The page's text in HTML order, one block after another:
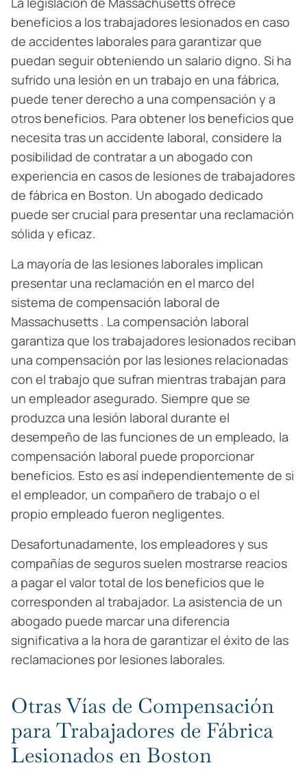
beneficios a los trabajadores lesionados en caso
de accidentes laborales para garantizar que
puedan seguir obteniendo un salario digno. Si ha
sufrido una lesión en un trabajo en una fábrica,
puede tener derecho a una compensación y a
otros beneficios. Para obtener los beneficios que
necesita tras un accidente laboral, considere la
posibilidad de contratar a un abogado con
experiencia en casos de lesiones de trabajadores
de fábrica en Boston. Un abogado dedicado
puede ser crucial para presentar una reclamación
sólida y eficaz.
La mayoría de las lesiones laborales implican
presentar una reclamación en el marco del
sistema de compensación laboral de
Massachusetts . La compensación laboral
garantiza que los trabajadores lesionados reciban
una compensación por las lesiones relacionadas
con el trabajo que sufran mientras trabajan para
un empleador asegurado. Siempre que se
produzca una lesión laboral durante el
desempeño de las funciones de un empleado, la
compensación laboral puede proporcionar
beneficios. Esto es así independientemente de si
el empleador, un compañero de trabajo o el
propio empleado fueron negligentes.
Desafortunadamente, los empleadores y sus
compañías de seguros suelen mostrarse reacios
a pagar el valor total de los beneficios que le
corresponden al trabajador. La asistencia de un
abogado puede marcar una diferencia
significativa a la hora de garantizar el éxito de las
reclamaciones por lesiones laborales.
Otras Vías de Compensación
para Trabajadores de Fábrica
Lesionados en Boston